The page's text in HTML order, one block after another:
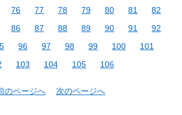
76 77 78 79 80 81
82
86 87 88 89 90 91
92
96 97 98 99 100
101
103 104 105 106
のページへ 次のページへ